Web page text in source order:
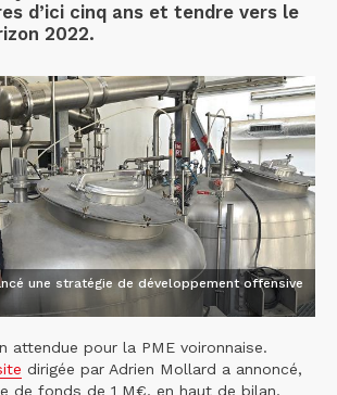
d’ici cinq ans et tendre vers le
2022.
une stratégie de développement offensive
attendue pour la PME voironnaise.
dirigée par Adrien Mollard a annoncé,
de fonds de 1 M€, en haut de bilan,